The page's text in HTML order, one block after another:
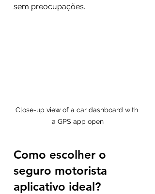
sem preocupações.
Close-up view of a car dashboard with
a GPS app open
Como escolher o
seguro motorista
aplicativo ideal?